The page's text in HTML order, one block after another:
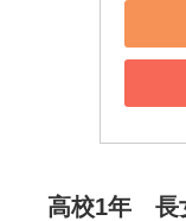
高校1年 長